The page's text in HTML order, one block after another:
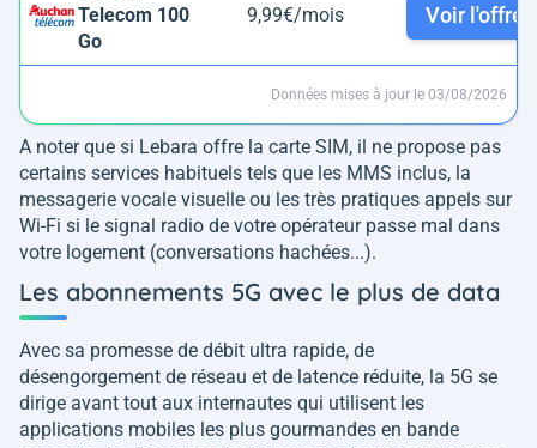
Telecom 100
Go
9,99€/mois Voir l'offre
Données mises à jour le 03/08/2026
A noter que si Lebara offre la carte SIM, il ne propose pas
certains services habituels tels que les MMS inclus, la
messagerie vocale visuelle ou les très pratiques appels sur
Wi-Fi si le signal radio de votre opérateur passe mal dans
votre logement (conversations hachées...).
Les abonnements 5G avec le plus de data
Avec sa promesse de débit ultra rapide, de
désengorgement de réseau et de latence réduite, la 5G se
dirige avant tout aux internautes qui utilisent les
applications mobiles les plus gourmandes en bande